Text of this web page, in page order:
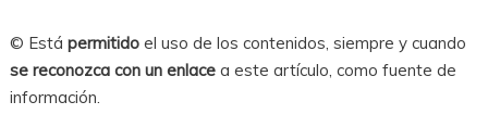
© Está permitidoel uso de los contenidos, siempre y cuando
se reconozca con un enlacea este artículo, como fuente de
información.